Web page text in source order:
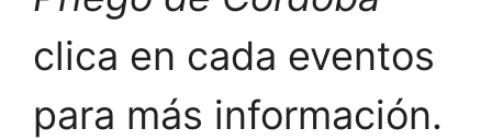
clica en cada eventos
para más información.